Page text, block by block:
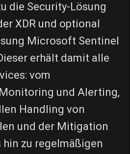
die Security-Lösung
XDR und optional
Microsoft Sentinel
erhält damit alle
vom
und Alerting,
Handling von
und der Mitigation
zu regelmäßigen